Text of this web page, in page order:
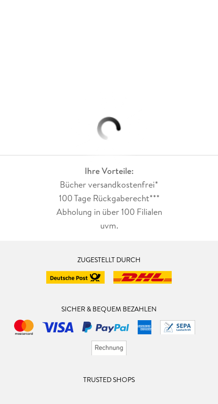
Ihre Vorteile:
Bücher versandkostenfrei*
100 Tage Rückgaberecht***
Abholung in über 100 Filialen
uvm.
ZUGESTELLT DURCH
SICHER & BEQUEM BEZAHLEN
TRUSTED SHOPS